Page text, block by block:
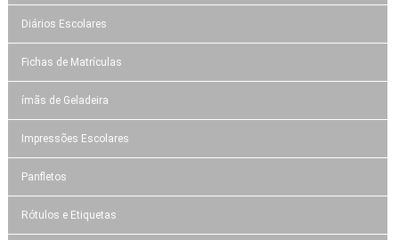
Diários Escolares
Fichas de Matrículas
ímãs de Geladeira
Impressões Escolares
Panfletos
Rótulos e Etiquetas